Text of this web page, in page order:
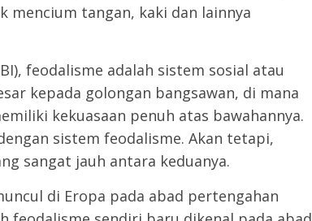
mencium tangan, kaki dan lainnya
feodalisme adalah sistem sosial atau
kepada golongan bangsawan, di mana
kekuasaan penuh atas bawahannya.
sistem feodalisme. Akan tetapi,
sangat jauh antara keduanya.
di Eropa pada abad pertengahan